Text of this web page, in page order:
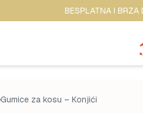
BESPLATNA I BRZA
Gumice za kosu – Konjići